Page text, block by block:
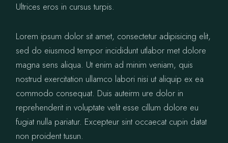
Ultrices eros in cursus turpis.
Lorem ipsum dolor sit amet, consectetur adipisicing elit,
sed do eiusmod tempor incididunt utlabor met dolore
magna sens aliqua. Ut enim ad minim veniam, quis
nostrud exercitation ullamco labori nisi ut aliquip ex ea
commodo consequat. Duis auteirm ure dolor in
reprehenderit in voluptate velit esse cillum dolore eu
fugiat nulla pariatur. Excepteur sint occaecat cupin datat
non proident tusun.